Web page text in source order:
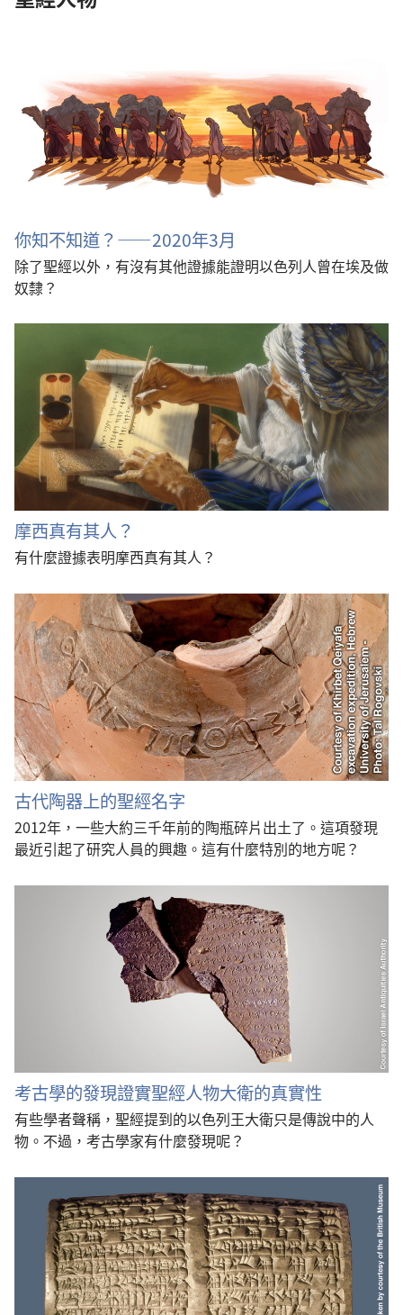
你知不知道？——2020年3月
除了聖經以外，有沒有其他證據能證明以色列人曾在埃及做
奴隸？
摩西真有其人？
有什麼證據表明摩西真有其人？
古代陶器上的聖經名字
2012年，一些大約三千年前的陶瓶碎片出土了。這項發現
最近引起了研究人員的興趣。這有什麼特別的地方呢？
考古學的發現證實聖經人物大衛的真實性
有些學者聲稱，聖經提到的以色列王大衛只是傳說中的人
物。不過，考古學家有什麼發現呢？